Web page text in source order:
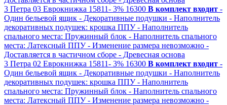
3 Петра 03 Еврокнижка 15811- 3% 16300 В комплект входит -
Один бельевой ящик - Декоративные подушки - Наполнитель
декоративных подушек: крошка ППУ - Наполнитель
спального места: Пружинный блок - Наполнитель спального
места: Латексный ППУ - Изменение размера невозможно -
Доставляется в частичном сборе - Древесная основа
3 Петра 02 Еврокнижка 15811- 3% 16300 В комплект входит -
Один бельевой ящик - Декоративные подушки - Наполнитель
декоративных подушек: крошка ППУ - Наполнитель
спального места: Пружинный блок - Наполнитель спального
места: Латексный ППУ - Изменение размера невозможно -